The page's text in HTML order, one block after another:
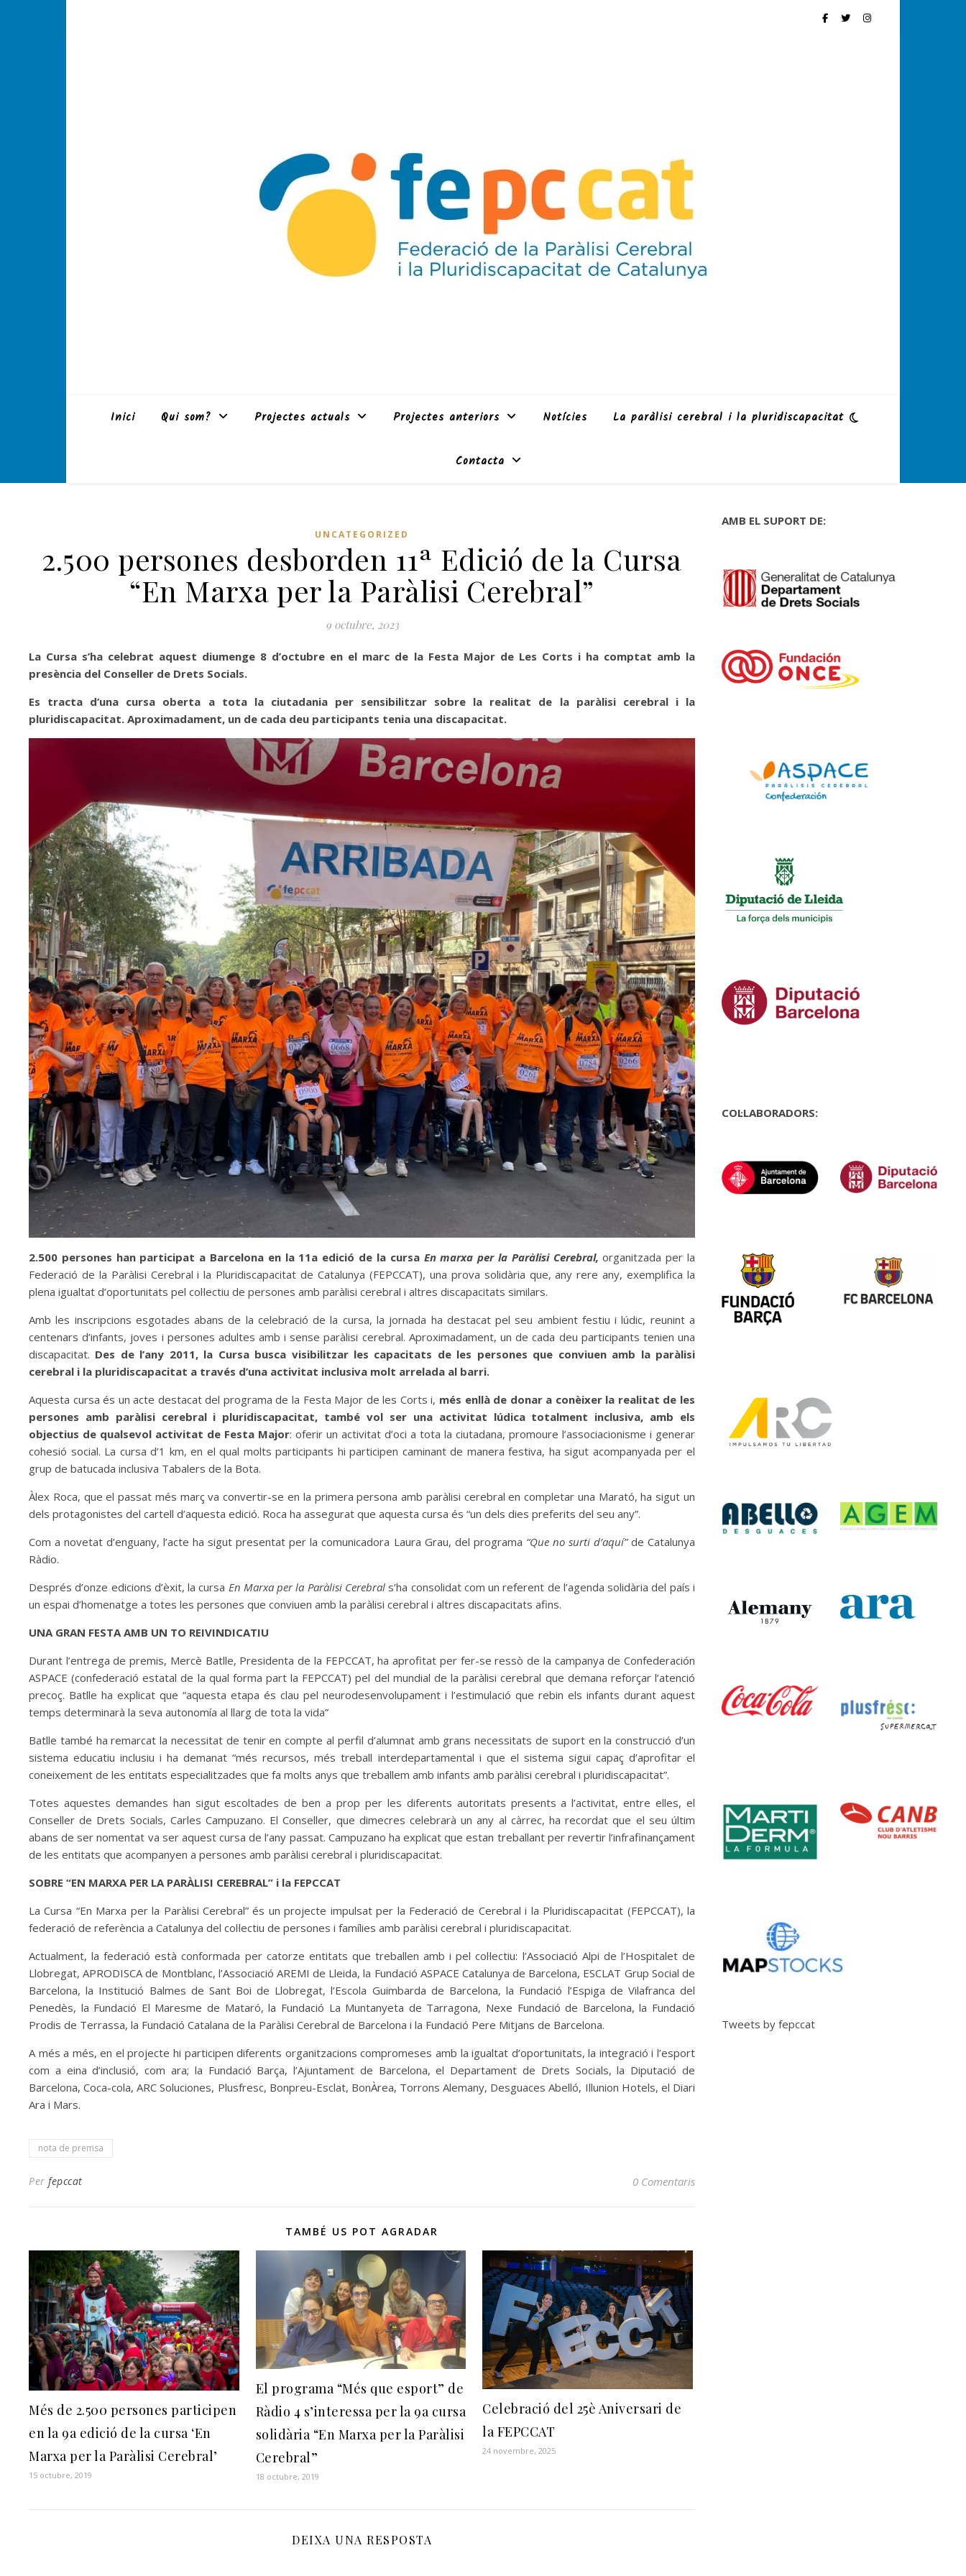
Inici Qui som? Projectes actuals Projectes anteriors Notícies La paràlisi cerebral i la pluridiscapacitat
Contacta
UNCATEGORIZED
2.500 persones desborden 11ª Edició de la Cursa
“En Marxa per la Paràlisi Cerebral”
9 octubre, 2023
La Cursa s’ha celebrat aquest diumenge 8 d’octubre en el marc de la Festa Major de Les Corts i ha comptat amb la
presència del Conseller de Drets Socials.
Es tracta d’una cursa oberta a tota la ciutadania per sensibilitzar sobre la realitat de la paràlisi cerebral i la
pluridiscapacitat. Aproximadament, un de cada deu participants tenia una discapacitat.
2.500 persones han participat a Barcelona en la 11a edició de la cursa En marxa per la Paràlisi Cerebral, organitzada per la
Federació de la Paràlisi Cerebral i la Pluridiscapacitat de Catalunya (FEPCCAT), una prova solidària que, any rere any, exemplifica la
plena igualtat d’oportunitats pel col·lectiu de persones amb paràlisi cerebral i altres discapacitats similars.
Amb les inscripcions esgotades abans de la celebració de la cursa, la jornada ha destacat pel seu ambient festiu i lúdic, reunint a
centenars d’infants, joves i persones adultes amb i sense paràlisi cerebral. Aproximadament, un de cada deu participants tenien una
discapacitat. Des de l’any 2011, la Cursa busca visibilitzar les capacitats de les persones que conviuen amb la paràlisi
cerebral i la pluridiscapacitat a través d’una activitat inclusiva molt arrelada al barri.
Aquesta cursa és un acte destacat del programa de la Festa Major de les Corts i, més enllà de donar a conèixer la realitat de les
persones amb paràlisi cerebral i pluridiscapacitat, també vol ser una activitat lúdica totalment inclusiva, amb els
objectius de qualsevol activitat de Festa Major: oferir un activitat d’oci a tota la ciutadana, promoure l’associacionisme i generar
cohesió social. La cursa d’1 km, en el qual molts participants hi participen caminant de manera festiva, ha sigut acompanyada per el
grup de batucada inclusiva Tabalers de la Bota.
Àlex Roca, que el passat més març va convertir-se en la primera persona amb paràlisi cerebral en completar una Marató, ha sigut un
dels protagonistes del cartell d’aquesta edició. Roca ha assegurat que aquesta cursa és “un dels dies preferits del seu any”.
Com a novetat d’enguany, l’acte ha sigut presentat per la comunicadora Laura Grau, del programa “Que no surti d’aquí”de Catalunya
Ràdio.
Després d’onze edicions d’èxit, la cursa En Marxa per la Paràlisi Cerebral s’ha consolidat com un referent de l’agenda solidària del país i
un espai d’homenatge a totes les persones que conviuen amb la paràlisi cerebral i altres discapacitats afins.
UNA GRAN FESTA AMB UN TO REIVINDICATIU
Durant l’entrega de premis, Mercè Batlle, Presidenta de la FEPCCAT, ha aprofitat per fer-se ressò de la campanya de Confederación
ASPACE (confederació estatal de la qual forma part la FEPCCAT) pel del mundial de la paràlisi cerebral que demana reforçar l’atenció
precoç. Batlle ha explicat que “aquesta etapa és clau pel neurodesenvolupament i l’estimulació que rebin els infants durant aquest
temps determinarà la seva autonomía al llarg de tota la vida”
Batlle també ha remarcat la necessitat de tenir en compte al perfil d’alumnat amb grans necessitats de suport en la construcció d’un
sistema educatiu inclusiu i ha demanat “més recursos, més treball interdepartamental i que el sistema sigui capaç d’aprofitar el
coneixement de les entitats especialitzades que fa molts anys que treballem amb infants amb paràlisi cerebral i pluridiscapacitat”.
Totes aquestes demandes han sigut escoltades de ben a prop per les diferents autoritats presents a l’activitat, entre elles, el
Conseller de Drets Socials, Carles Campuzano. El Conseller, que dimecres celebrarà un any al càrrec, ha recordat que el seu últim
abans de ser nomentat va ser aquest cursa de l’any passat. Campuzano ha explicat que estan treballant per revertir l’infrafinançament
de les entitats que acompanyen a persones amb paràlisi cerebral i pluridiscapacitat.
SOBRE “EN MARXA PER LA PARÀLISI CEREBRAL” i la FEPCCAT
La Cursa “En Marxa per la Paràlisi Cerebral” és un projecte impulsat per la Federació de Cerebral i la Pluridiscapacitat (FEPCCAT), la
federació de referència a Catalunya del col·lectiu de persones i famílies amb paràlisi cerebral i pluridiscapacitat.
Actualment, la federació està conformada per catorze entitats que treballen amb i pel col·lectiu: l’Associació Alpi de l’Hospitalet de
Llobregat, APRODISCA de Montblanc, l’Associació AREMI de Lleida, la Fundació ASPACE Catalunya de Barcelona, ESCLAT Grup Social de
Barcelona, la Institució Balmes de Sant Boi de Llobregat, l’Escola Guimbarda de Barcelona, la Fundació l’Espiga de Vilafranca del
Penedès, la Fundació El Maresme de Mataró, la Fundació La Muntanyeta de Tarragona, Nexe Fundació de Barcelona, la Fundació
Prodis de Terrassa, la Fundació Catalana de la Paràlisi Cerebral de Barcelona i la Fundació Pere Mitjans de Barcelona.
A més a més, en el projecte hi participen diferents organitzacions compromeses amb la igualtat d’oportunitats, la integració i l’esport
com a eina d’inclusió, com ara; la Fundació Barça, l’Ajuntament de Barcelona, el Departament de Drets Socials, la Diputació de
Barcelona, Coca-cola, ARC Soluciones, Plusfresc, Bonpreu-Esclat, BonÀrea, Torrons Alemany, Desguaces Abelló, Illunion Hotels, el Diari
Ara i Mars.
nota de premsa
Per fepccat 0 Comentaris
TAMBÉ US POT AGRADAR
Més de 2.500 persones participen
en la 9a edició de la cursa ‘En
Marxa per la Paràlisi Cerebral’
15 octubre, 2019
El programa “Més que esport” de
Ràdio 4 s’interessa per la 9a cursa
solidària “En Marxa per la Paràlisi
Cerebral”
18 octubre, 2019
Celebració del 25è Aniversari de
la FEPCCAT
24 novembre, 2025
DEIXA UNA RESPOSTA
AMB EL SUPORT DE:
COL·LABORADORS:
Tweets by fepccat